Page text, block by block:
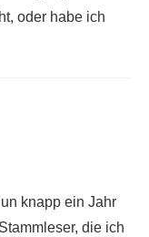
oder habe ich
knapp ein Jahr
die ich